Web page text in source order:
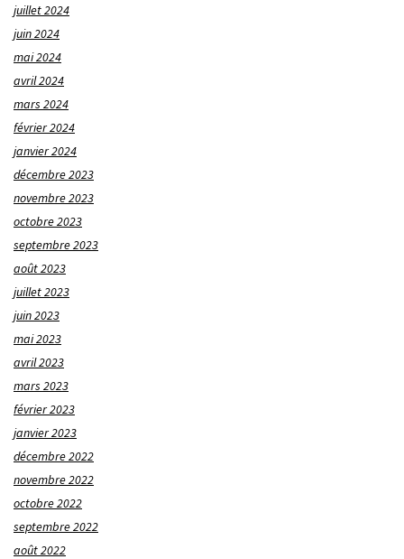
juillet 2024
juin 2024
mai 2024
avril 2024
mars 2024
février 2024
janvier 2024
décembre 2023
novembre 2023
octobre 2023
septembre 2023
août 2023
juillet 2023
juin 2023
mai 2023
avril 2023
mars 2023
février 2023
janvier 2023
décembre 2022
novembre 2022
octobre 2022
septembre 2022
août 2022